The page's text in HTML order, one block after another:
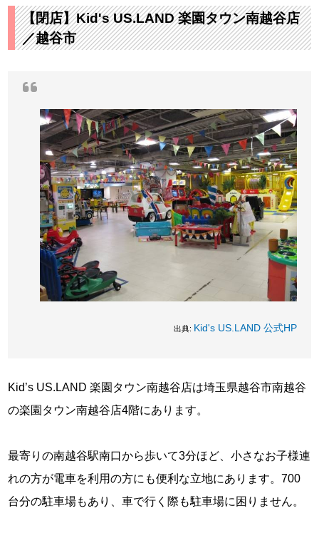
【閉店】Kid's US.LAND 楽園タウン南越谷店
／越谷市
出典: Kid's US.LAND 公式HP
Kid’s US.LAND 楽園タウン南越谷店は埼玉県越谷市南越谷
の楽園タウン南越谷店4階にあります。
最寄りの南越谷駅南口から歩いて3分ほど、小さなお子様連
れの方が電車を利用の方にも便利な立地にあります。700
台分の駐車場もあり、車で行く際も駐車場に困りません。